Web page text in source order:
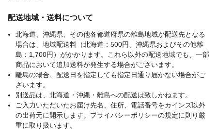
をつけたやわらかいスポンジで洗ってくだ
ールたわし、磨き粉の使用は避けてくださ
い。
配送地域・送料について
北海道、沖縄県、その他各都道府県の離島地域が配送先となる
場合は、地域配送料（北海道：500円、沖縄県およびその他離
島：1,700円）がかかります。これら以外の配送地域でも、一部
商品において追加送料が発生する場合がございます。
離島の場合、配送日を指定しても指定日通り届かない場合がご
ざいます。
別送品は、北海道・沖縄・離島への配送は致しかねます。
ご入力いただいたお届け先名、住所、電話番号をカインズ以外
の出荷元に開示します。プライバシーポリシーの規定に則り厳
重に取り扱います。